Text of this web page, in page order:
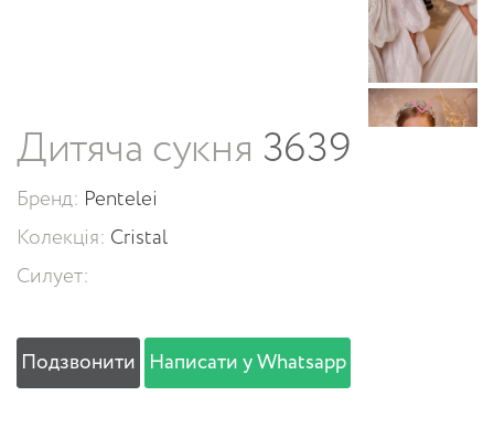
Дитяча сукня 3639
Бренд: Pentelei
Колекція: Cristal
Силует:
Подзвонити Написати у Whatsapp